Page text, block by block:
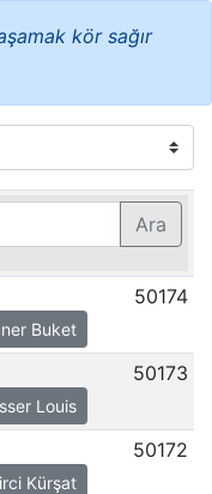
kör sağır
Ara
Buket
50174
Louis
50173
Kürşat
50172